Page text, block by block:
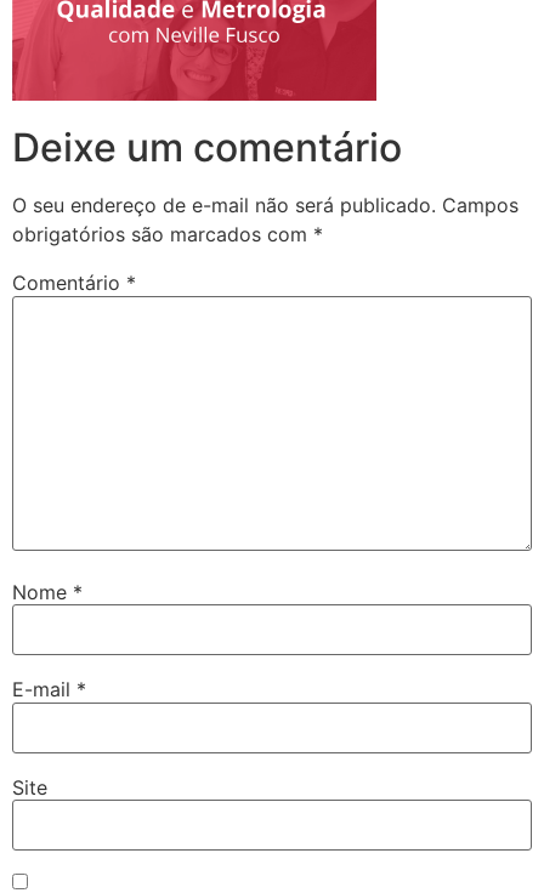
Deixe um comentário
O seu endereço de e-mail não será publicado. Campos
obrigatórios são marcados com *
Comentário *
Nome *
E-mail *
Site